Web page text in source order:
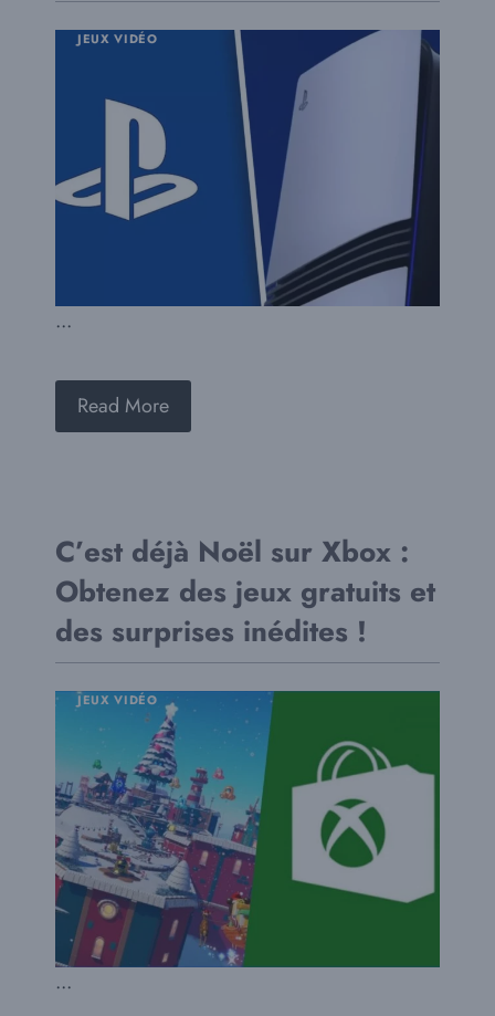
JEUX VIDÉO
...
Read More
C’est déjà Noël sur Xbox :
Obtenez des jeux gratuits et
des surprises inédites !
JEUX VIDÉO
...